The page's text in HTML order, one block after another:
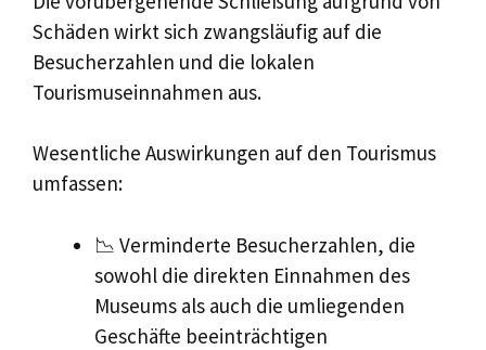
Schäden wirkt sich zwangsläufig auf die
Besucherzahlen und die lokalen
Tourismuseinnahmen aus.
Wesentliche Auswirkungen auf den Tourismus
umfassen:
📉 Verminderte Besucherzahlen, die
sowohl die direkten Einnahmen des
Museums als auch die umliegenden
Geschäfte beeinträchtigen